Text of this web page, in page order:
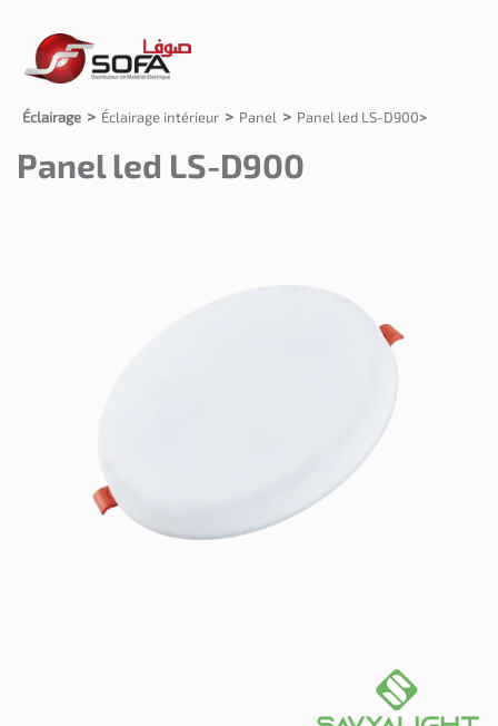
Éclairage Éclairage intérieur Panel Panel led LS-D900
Panel led LS-D900